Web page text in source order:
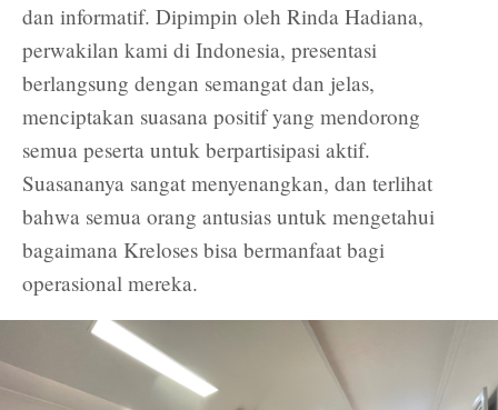
dan informatif. Dipimpin oleh Rinda Hadiana,
perwakilan kami di Indonesia, presentasi
berlangsung dengan semangat dan jelas,
menciptakan suasana positif yang mendorong
semua peserta untuk berpartisipasi aktif.
Suasananya sangat menyenangkan, dan terlihat
bahwa semua orang antusias untuk mengetahui
bagaimana Kreloses bisa bermanfaat bagi
operasional mereka.